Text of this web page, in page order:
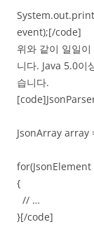
event);[/code]
위와 같이 일일
니다. Java 5.0이
습니다.
JsonArray array
{
// …
}[/code]